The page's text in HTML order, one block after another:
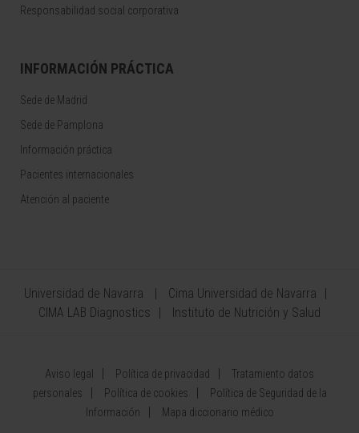
Responsabilidad social corporativa
INFORMACIÓN PRÁCTICA
Sede de Madrid
Sede de Pamplona
Información práctica
Pacientes internacionales
Atención al paciente
Universidad de Navarra
Cima Universidad de Navarra
CIMA LAB Diagnostics
Instituto de Nutrición y Salud
Aviso legal Política de privacidad
Tratamiento datos
personales
Política de cookies
Política de Seguridad de la
Información
Mapa diccionario médico